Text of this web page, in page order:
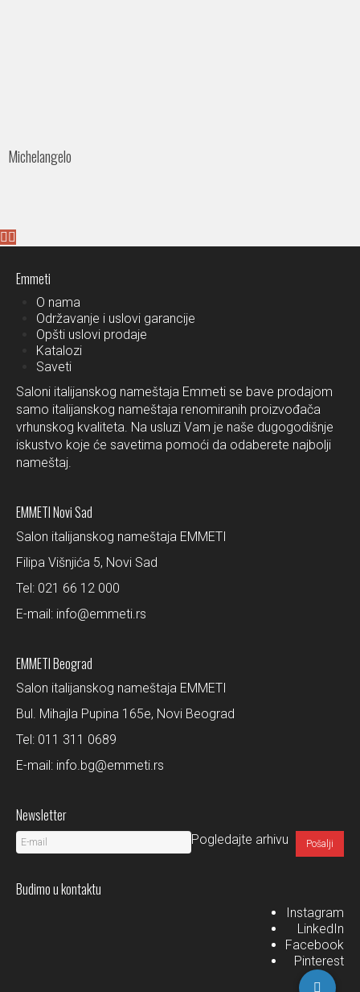
Michelangelo
Emmeti
O nama
Održavanje i uslovi garancije
Opšti uslovi prodaje
Katalozi
Saveti
Saloni italijanskog nameštaja Emmeti se bave prodajom
samo italijanskog nameštaja renomiranih proizvođača
vrhunskog kvaliteta. Na usluzi Vam je naše dugogodišnje
iskustvo koje će savetima pomoći da odaberete najbolji
nameštaj.
EMMETI Novi Sad
Salon italijanskog nameštaja EMMETI
Filipa Višnjića 5, Novi Sad
Tel: 021 66 12 000
E-mail: info@emmeti.rs
EMMETI Beograd
Salon italijanskog nameštaja EMMETI
Bul. Mihajla Pupina 165e, Novi Beograd
Tel: 011 311 0689
E-mail: info.bg@emmeti.rs
Newsletter
Pogledajte arhivu
Budimo u kontaktu
Instagram
LinkedIn
Facebook
Pinterest